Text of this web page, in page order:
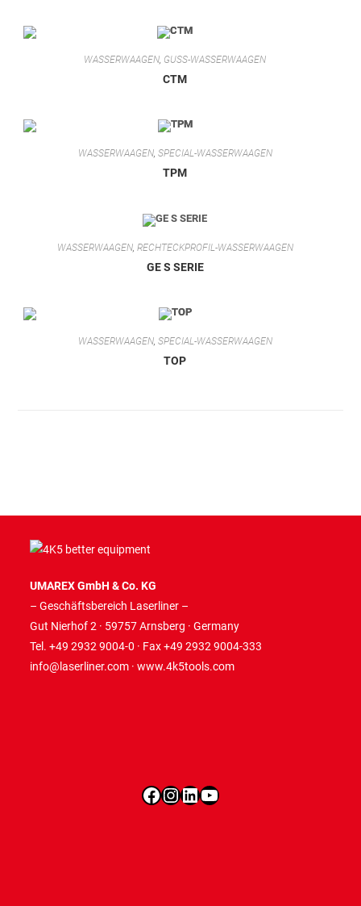
WASSERWAAGEN GUSS-WASSERWAAGEN
CTM
WASSERWAAGEN, SPECIAL-WASSERWAAGEN
TPM
WASSERWAAGEN, RECHTECKPROFIL-WASSERWAAGEN
GE S SERIE
WASSERWAAGEN, SPECIAL-WASSERWAAGEN
TOP
UMAREX GmbH & Co. KG
– Geschäftsbereich Laserliner –
Gut Nierhof 2 · 59757 Arnsberg · Germany
Tel. +49 2932 9004-0 · Fax +49 2932 9004-333
info@laserliner.com ·www.4k5tools.com
Facebook
Instagram
LinkedInYouTube